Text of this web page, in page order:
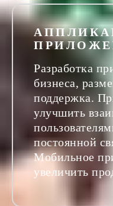
Разработка
бизнеса,
поддержка.
улучшить
постоянной
Мобильное
увеличить